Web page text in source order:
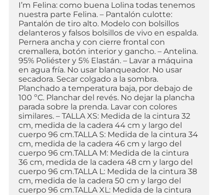
I’m Felina: como buena Lolina todas tenemos
nuestra parte Felina. – Pantalón culotte:
Pantalón de tiro alto. Modelo con bolsillos
delanteros y falsos bolsillos de vivo en espalda.
Pernera ancha y con cierre frontal con
cremallera, botón interior y gancho. – Antelina.
95% Poliéster y 5% Elastán. – Lavar a máquina
en agua fría. No usar blanqueador. No usar
secadora. Secar colgado a la sombra.
Planchado a temperatura baja, por debajo de
100 ºC. Planchar del revés. No dejar la plancha
parada sobre la prenda. Lavar con colores
similares. – TALLA XS: Medida de la cintura 32
cm, medida de la cadera 44 cm y largo del
cuerpo 96 cm.TALLA S: Medida de la cintura 34
cm, medida de la cadera 46 cm y largo del
cuerpo 96 cm.TALLA M: Medida de la cintura
36 cm, medida de la cadera 48 cm y largo del
cuerpo 96 cm.TALLA L: Medida de la cintura 38
cm, medida de la cadera 50 cm y largo del
cuerpo 96 cm.TALLA XL: Medida de la cintura